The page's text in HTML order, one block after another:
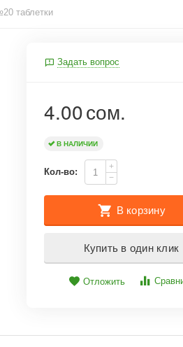
таблетки
Задать вопрос
4.00сом.
В НАЛИЧИИ
Кол-во:
+
−
В корзину
Купить в один клик
Отложить